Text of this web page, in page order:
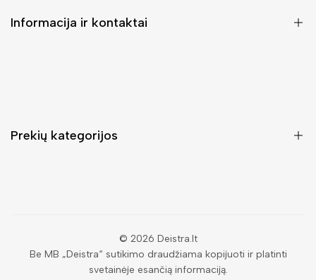
Informacija ir kontaktai
Prekių kategorijos
Kuprinės moterims
Vyriškos piniginės
© 2026 Deistra.lt
Be MB „Deistra“ sutikimo draudžiama kopijuoti ir platinti
svetainėje esančią informaciją.